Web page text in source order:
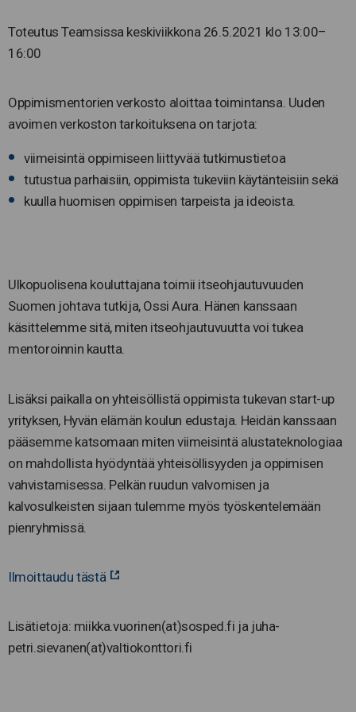
Toteutus Teamsissa keskiviikkona 26.5.2021 klo 13:00–
16:00
Oppimismentorien verkosto aloittaa toimintansa. Uuden
avoimen verkoston tarkoituksena on tarjota:
viimeisintä oppimiseen liittyvää tutkimustietoa
tutustua parhaisiin, oppimista tukeviin käytänteisiin sekä
kuulla huomisen oppimisen tarpeista ja ideoista.
Ulkopuolisena kouluttajana toimii itseohjautuvuuden
Suomen johtava tutkija, Ossi Aura. Hänen kanssaan
käsittelemme sitä, miten itseohjautuvuutta voi tukea
mentoroinnin kautta.
Lisäksi paikalla on yhteisöllistä oppimista tukevan start-up
yrityksen, Hyvän elämän koulun edustaja. Heidän kanssaan
pääsemme katsomaan miten viimeisintä alustateknologiaa
on mahdollista hyödyntää yhteisöllisyyden ja oppimisen
vahvistamisessa. Pelkän ruudun valvomisen ja
kalvosulkeisten sijaan tulemme myös työskentelemään
pienryhmissä.
Ilmoittaudu tästä
Lisätietoja: miikka.vuorinen(at)sosped.fi ja juha-
petri.sievanen(at)valtiokonttori.fi